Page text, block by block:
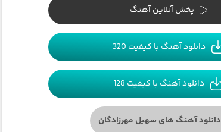
پخش آنلاین آهنگ
دانلود آهنگ با کیفیت 320
دانلود آهنگ با کیفیت 128
دانلود آهنگ های سهیل مهرزادگان